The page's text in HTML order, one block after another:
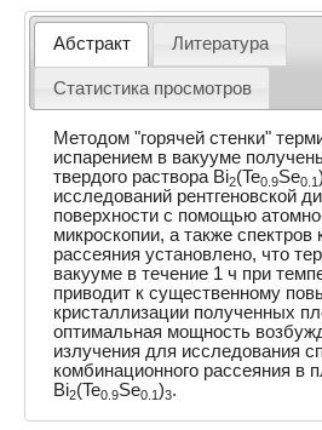
Абстракт Литература
Статистика просмотров
Методом "горячей стенки"
испарением в вакууме
твердого раствора Bi2(Te0.9Se0.1
исследований рентгеновской
поверхности с помощью
микроскопии, а также спектров
рассеяния установлено, что
вакууме в течение 1 ч при
приводит к существенному
кристаллизации полученных
оптимальная мощность
излучения для исследования
комбинационного рассеяния в
Bi2(Te0.9Se0.1 )3.